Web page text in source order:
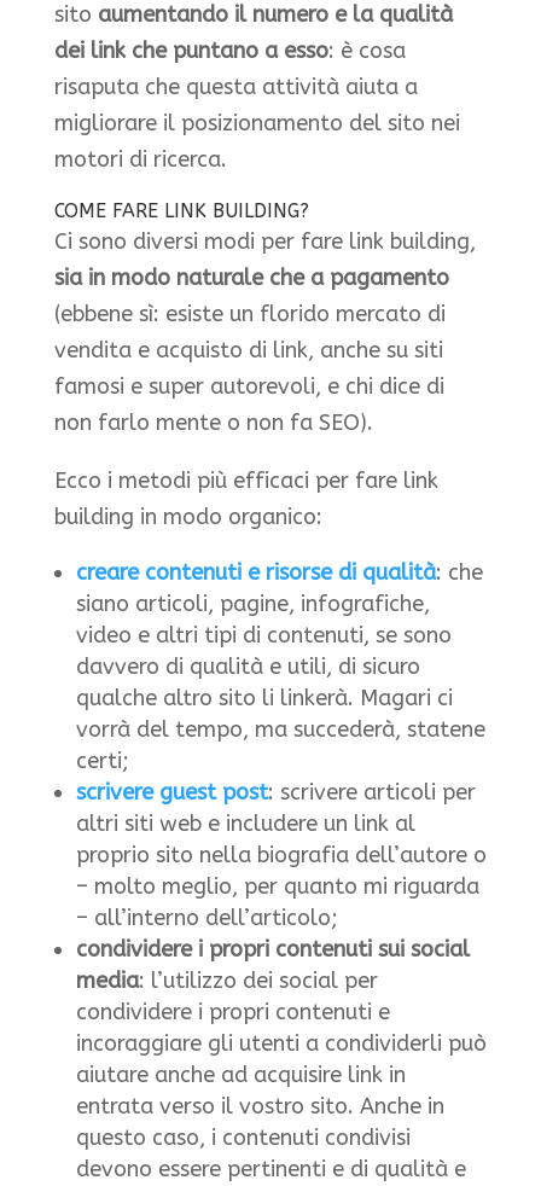
sito aumentando il numero e la qualità
dei link che puntano a esso: è cosa
risaputa che questa attività aiuta a
migliorare il posizionamento del sito nei
motori di ricerca.
COME FARE LINK BUILDING?
Ci sono diversi modi per fare link building,
sia in modo naturale che a pagamento
(ebbene sì: esiste un florido mercato di
vendita e acquisto di link, anche su siti
famosi e super autorevoli, e chi dice di
non farlo mente o non fa SEO).
Ecco i metodi più efficaci per fare link
building in modo organico:
creare contenuti e risorse di qualità: che
siano articoli, pagine, infografiche,
video e altri tipi di contenuti, se sono
davvero di qualità e utili, di sicuro
qualche altro sito li linkerà. Magari ci
vorrà del tempo, ma succederà, statene
certi;
scrivere guest post: scrivere articoli per
altri siti web e includere un link al
proprio sito nella biografia dell’autore o
– molto meglio, per quanto mi riguarda
– all’interno dell’articolo;
condividere i propri contenuti sui social
media: l’utilizzo dei social per
condividere i propri contenuti e
incoraggiare gli utenti a condividerli può
aiutare anche ad acquisire link in
entrata verso il vostro sito. Anche in
questo caso, i contenuti condivisi
devono essere pertinenti e di qualità e